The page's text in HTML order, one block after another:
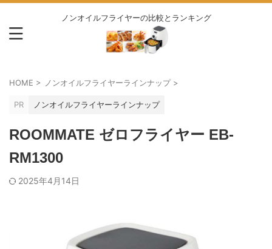
ノンオイルフライヤーの比較とランキング
HOME > ノンオイルフライヤーラインナップ >
PR ノンオイルフライヤーラインナップ
ROOMMATE ゼロフライヤー EB-
RM1300
2025年4月14日